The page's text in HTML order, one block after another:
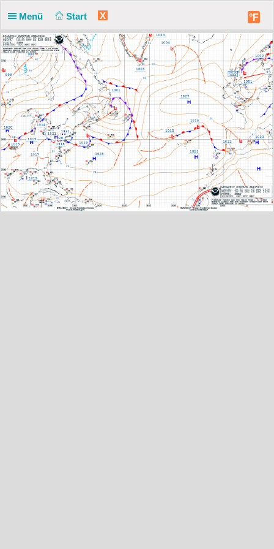
Menü Start X °F